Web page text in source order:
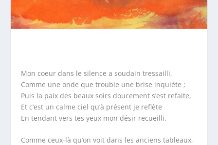
Mon coeur dans le silence a soudain tressailli,
Comme une onde que trouble une brise inquiète ;
Puis la paix des beaux soirs doucement s’est refaite,
Et c’est un calme ciel qu’à présent je reflète
En tendant vers tes yeux mon désir recueilli.
Comme ceux-là qu’on voit dans les anciens tableaux,